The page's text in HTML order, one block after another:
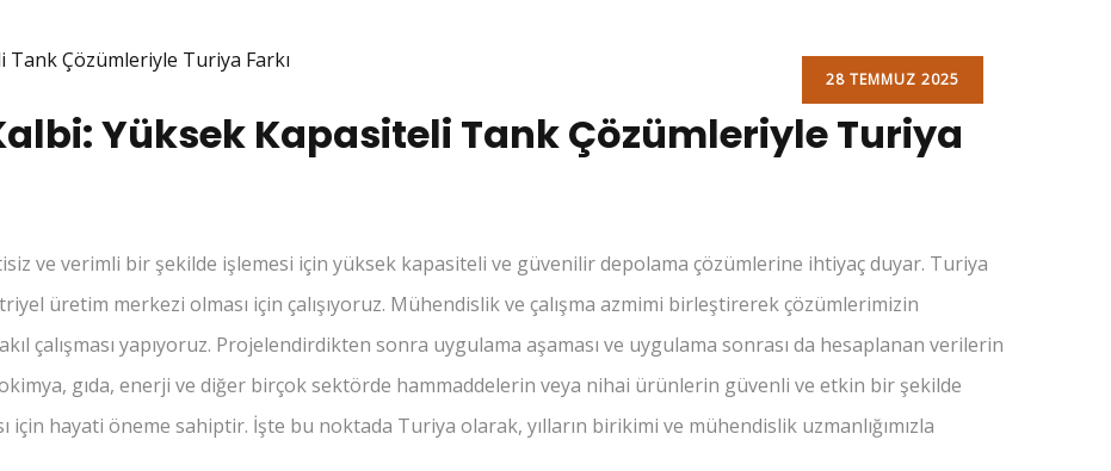
28 TEMMUZ 2025
Yüksek Kapasiteli Tank Çözümleriyle Turiya
ve verimli bir şekilde işlemesi için yüksek kapasiteli ve güvenilir depolama çözümlerine ihtiyaç duyar. Turiya
üretim merkezi olması için çalışıyoruz. Mühendislik ve çalışma azmimi birleştirerek çözümlerimizin
çalışması yapıyoruz. Projelendirdikten sonra uygulama aşaması ve uygulama sonrası da hesaplanan verilerin
gıda, enerji ve diğer birçok sektörde hammaddelerin veya nihai ürünlerin güvenli ve etkin bir şekilde
için hayati öneme sahiptir. İşte bu noktada Turiya olarak, yılların birikimi ve mühendislik uzmanlığımızla